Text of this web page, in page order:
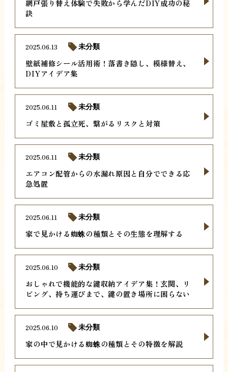
網戸張り替え体験で失敗から学んだDIY成功の秘
訣
壁紙補修シール活用術！落書き隠し、模様替え、
DIYアイデア集
2025.06.13 未分類
ゴミ屋敷と孤立死、繋がるリスクと対策
2025.06.11 未分類
エアコン配管からの水漏れ原因と自分でできる応
急処置
2025.06.11 未分類
家で見かける蜘蛛の種類とその生態を理解する
2025.06.11 未分類
おしゃれで機能的な鍵収納アイデア集！玄関、リ
ビング、持ち運びまで、鍵の置き場所に困らない
2025.06.10 未分類
家の中で見かける蜘蛛の種類とその特徴を解説
2025.06.10 未分類